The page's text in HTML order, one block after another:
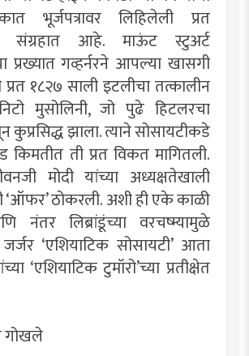
भूर्जपत्रावर लिहिलेली प्रत
संग्रहात आहे. माऊंट स्टुअर्ट
प्रख्यात गव्हर्नरने आपल्या खासगी
प्रत १८२७ साली इटलीचा तत्कालीन
मुसोलिनी, जो पुढे हिटलरचा
कुप्रसिद्ध झाला. त्याने सोसायटीकडे
किमतीत ती प्रत विकत मागितली.
मोदी यांच्या अध्यक्षतेखाली
‘ऑफर’ ठोकरली. अशी ही एके काळी
नंतर लिब्रांडूंच्या वरचष्म्यामुळे
जर्जर ‘एशियाटिक सोसायटी’ आता
‘एशियाटिक टुमॉरो’च्या प्रतीक्षेत
गोखले